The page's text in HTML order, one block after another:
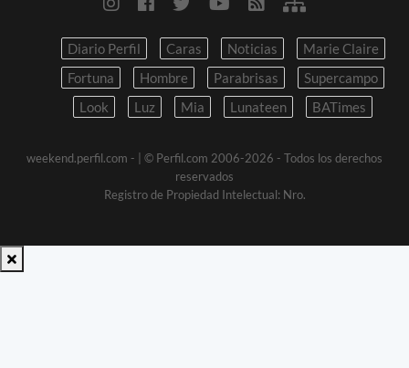
Diario Perfil Caras Noticias
Marie Claire
Fortuna
Hombre Parabrisas
Supercampo
Look
Luz Mia Lunateen BATimes
weekend.perfil.com -
| © Perfil.com 2006-2026 - Todos los derechos
reservados
Registro de Propiedad Intelectual: Nro.